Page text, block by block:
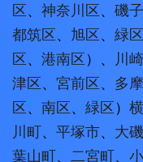
区、 神奈川区、 磯
都筑区、 旭区、 緑区
区、 港南区）、 川
津区、 宮前区、 多
区、 南区、 緑区）
川町、 平塚市、 大
葉山町、 二宮町、